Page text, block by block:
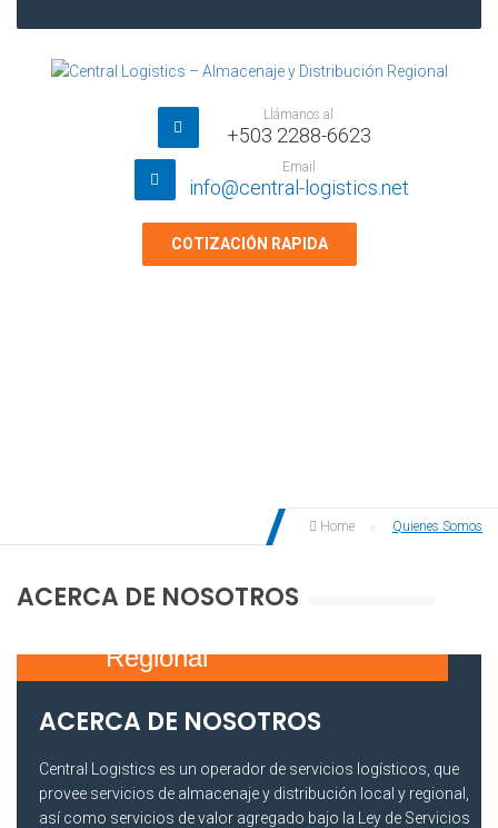
Llámanos al
+503 2288-6623
Email
info@central-logistics.net
COTIZACIÓN RAPIDA
Home Quienes Somos
ACERCA DE NOSOTROS
Regional
ACERCA DE NOSOTROS
Central Logistics es un operador de servicios logísticos, que
provee servicios de almacenaje y distribución local y regional,
así como servicios de valor agregado bajo la Ley de Servicios